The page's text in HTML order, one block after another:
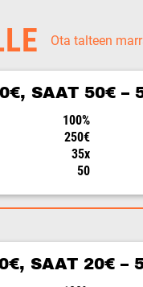
Ota talteen
SAAT 50€ –
100%
250€
35x
50
SAAT 20€ –